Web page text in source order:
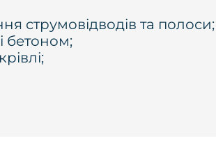
струмовідводів та полоси;
бетоном;